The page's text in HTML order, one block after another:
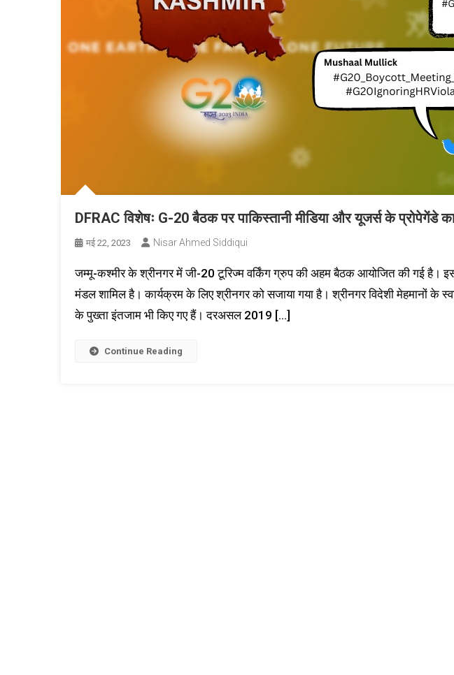
DFRAC विशेषः G-20 बैठक पर पाकिस्तानी मीडिया और यूजर्स के प्रोपेगेंडे
मई 22, 2023 Nisar Ahmed Siddiqui
जम्मू-कश्मीर के श्रीनगर में जी-20 टूरिज्म वर्किंग ग्रुप की अहम बैठक आयोजित की गई है।
मंडल शामिल है। कार्यक्रम के लिए श्रीनगर को सजाया गया है। श्रीनगर विदेशी मेहमानों के
के पुख्ता इंतजाम भी किए गए हैं। दरअसल 2019 […]
Continue Reading